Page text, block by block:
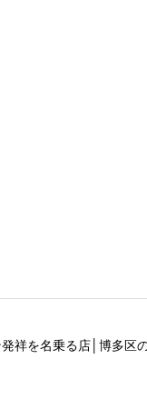
発祥を名乗る店│博多区